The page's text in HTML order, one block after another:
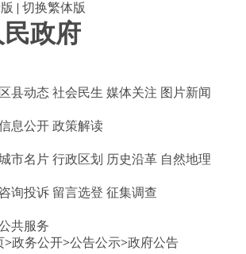
| 切换繁体版
区县动态 社会民生 媒体关注 图片新闻
息公开 政策解读
市名片 行政区划 历史沿革 自然地理
咨询投诉 留言选登 征集调查
共服务
>政务公开>公告公示>政府公告